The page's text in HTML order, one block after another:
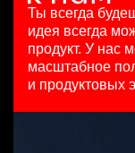
вчера
150000 ₽
Ярославль
з/п не указана
Специалист
29 июл. 2026
450000 ₽
Москва
Продуктовый
20 июл. 2026
з/п не указана
Москва
Ты всегда
идея всегда
продукт. У нас
масштабное
и продуктовых